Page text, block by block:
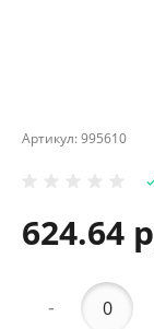
Артикул:995610
624.64
-